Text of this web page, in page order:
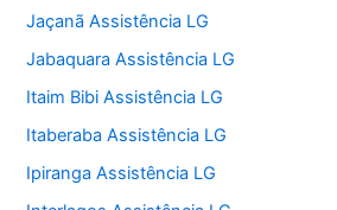
Jaçanã Assistência LG
Jabaquara Assistência LG
Itaim Bibi Assistência LG
Itaberaba Assistência LG
Ipiranga Assistência LG